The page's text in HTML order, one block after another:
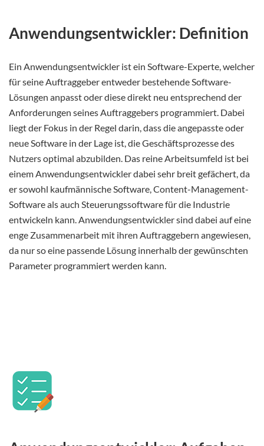
Anwendungsentwickler: Definition
Ein Anwendungsentwickler ist ein Software-Experte, welcher
für seine Auftraggeber entweder bestehende Software-
Lösungen anpasst oder diese direkt neu entsprechend der
Anforderungen seines Auftraggebers programmiert. Dabei
liegt der Fokus in der Regel darin, dass die angepasste oder
neue Software in der Lage ist, die Geschäftsprozesse des
Nutzers optimal abzubilden. Das reine Arbeitsumfeld ist bei
einem Anwendungsentwickler dabei sehr breit gefächert, da
er sowohl kaufmännische Software, Content-Management-
Software als auch Steuerungssoftware für die Industrie
entwickeln kann. Anwendungsentwickler sind dabei auf eine
enge Zusammenarbeit mit ihren Auftraggebern angewiesen,
da nur so eine passende Lösung innerhalb der gewünschten
Parameter programmiert werden kann.